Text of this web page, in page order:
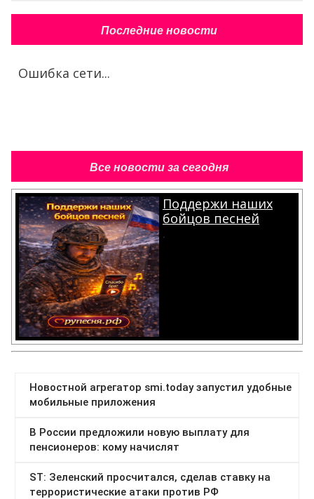
Последние новости
Ошибка сети...
Все новости за сегодня
Поддержи наших
бойцов песней
.